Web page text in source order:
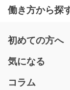
シゴト(＾＾)/難
長期（3ヶ月
三重県鈴鹿市
働き方から探
初めての方へ
気になる
コラム